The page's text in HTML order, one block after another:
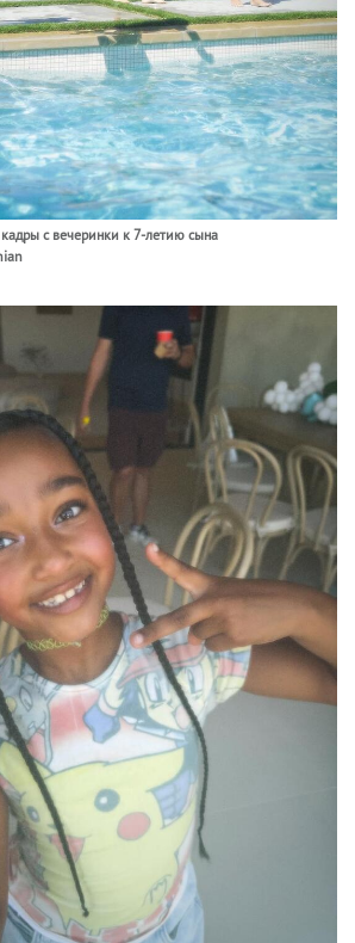
с вечеринки к 7-летию сына